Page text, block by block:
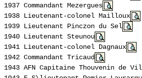
1937 Commandant Mezergues
1938 Lieutenant-colonel Mailloux
1939 Lieutenant Pinczon du Sel
1940 Lieutenant Steunou
1941 Lieutenant-colonel Dagnaux
1942 Commandant Tricaud
1943 AFN Capitaine Thouvenin de